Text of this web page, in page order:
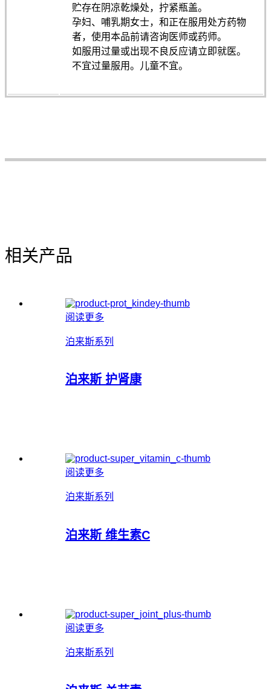
贮存在阴凉乾燥处，拧紧瓶盖。
孕妇、哺乳期女士，和正在服用处方药物
者，使用本品前请咨询医师或药师。
如服用过量或出现不良反应请立即就医。
不宜过量服用。儿童不宜。
相关产品
阅读更多
泊来斯系列
泊来斯 护肾康
阅读更多
泊来斯系列
泊来斯 维生素C
阅读更多
泊来斯系列